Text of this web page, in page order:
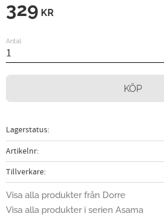
329 KR
Antal
KÖP
Lagerstatus
Artikelnr
Tillverkare
Visa alla produkter från Dorre
Visa alla produkter i serien Asama